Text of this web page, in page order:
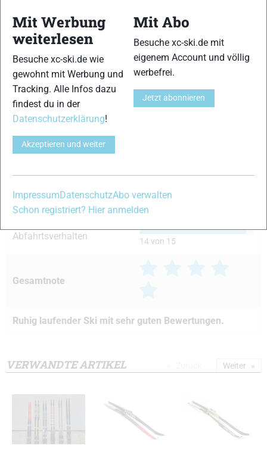
Abdruckverhalten
Einschubverhalten 14 von 15
Führung 14 von 15
Kurvenverhalten 13 von 15
Abfahrtsverhalten 14 von 15
Gesamtnote
Ruhig laufender Ski mit sehr guten Bewertungen.
VERWANDTE ARTIKEL Weiter
Mit Werbung
weiterlesen
Besuche xc-ski.de wie
gewohnt mit Werbung und
Tracking. Alle Infos dazu
findest du in der
Datenschutzerklärung!
Akzeptieren und weiter
Mit Abo
Besuche xc-ski.de mit
eigenem Account und völlig
werbefrei.
Jetzt abonnieren
Impressum DatenschutzAbo verwalten
Schon registriert? Hier anmelden